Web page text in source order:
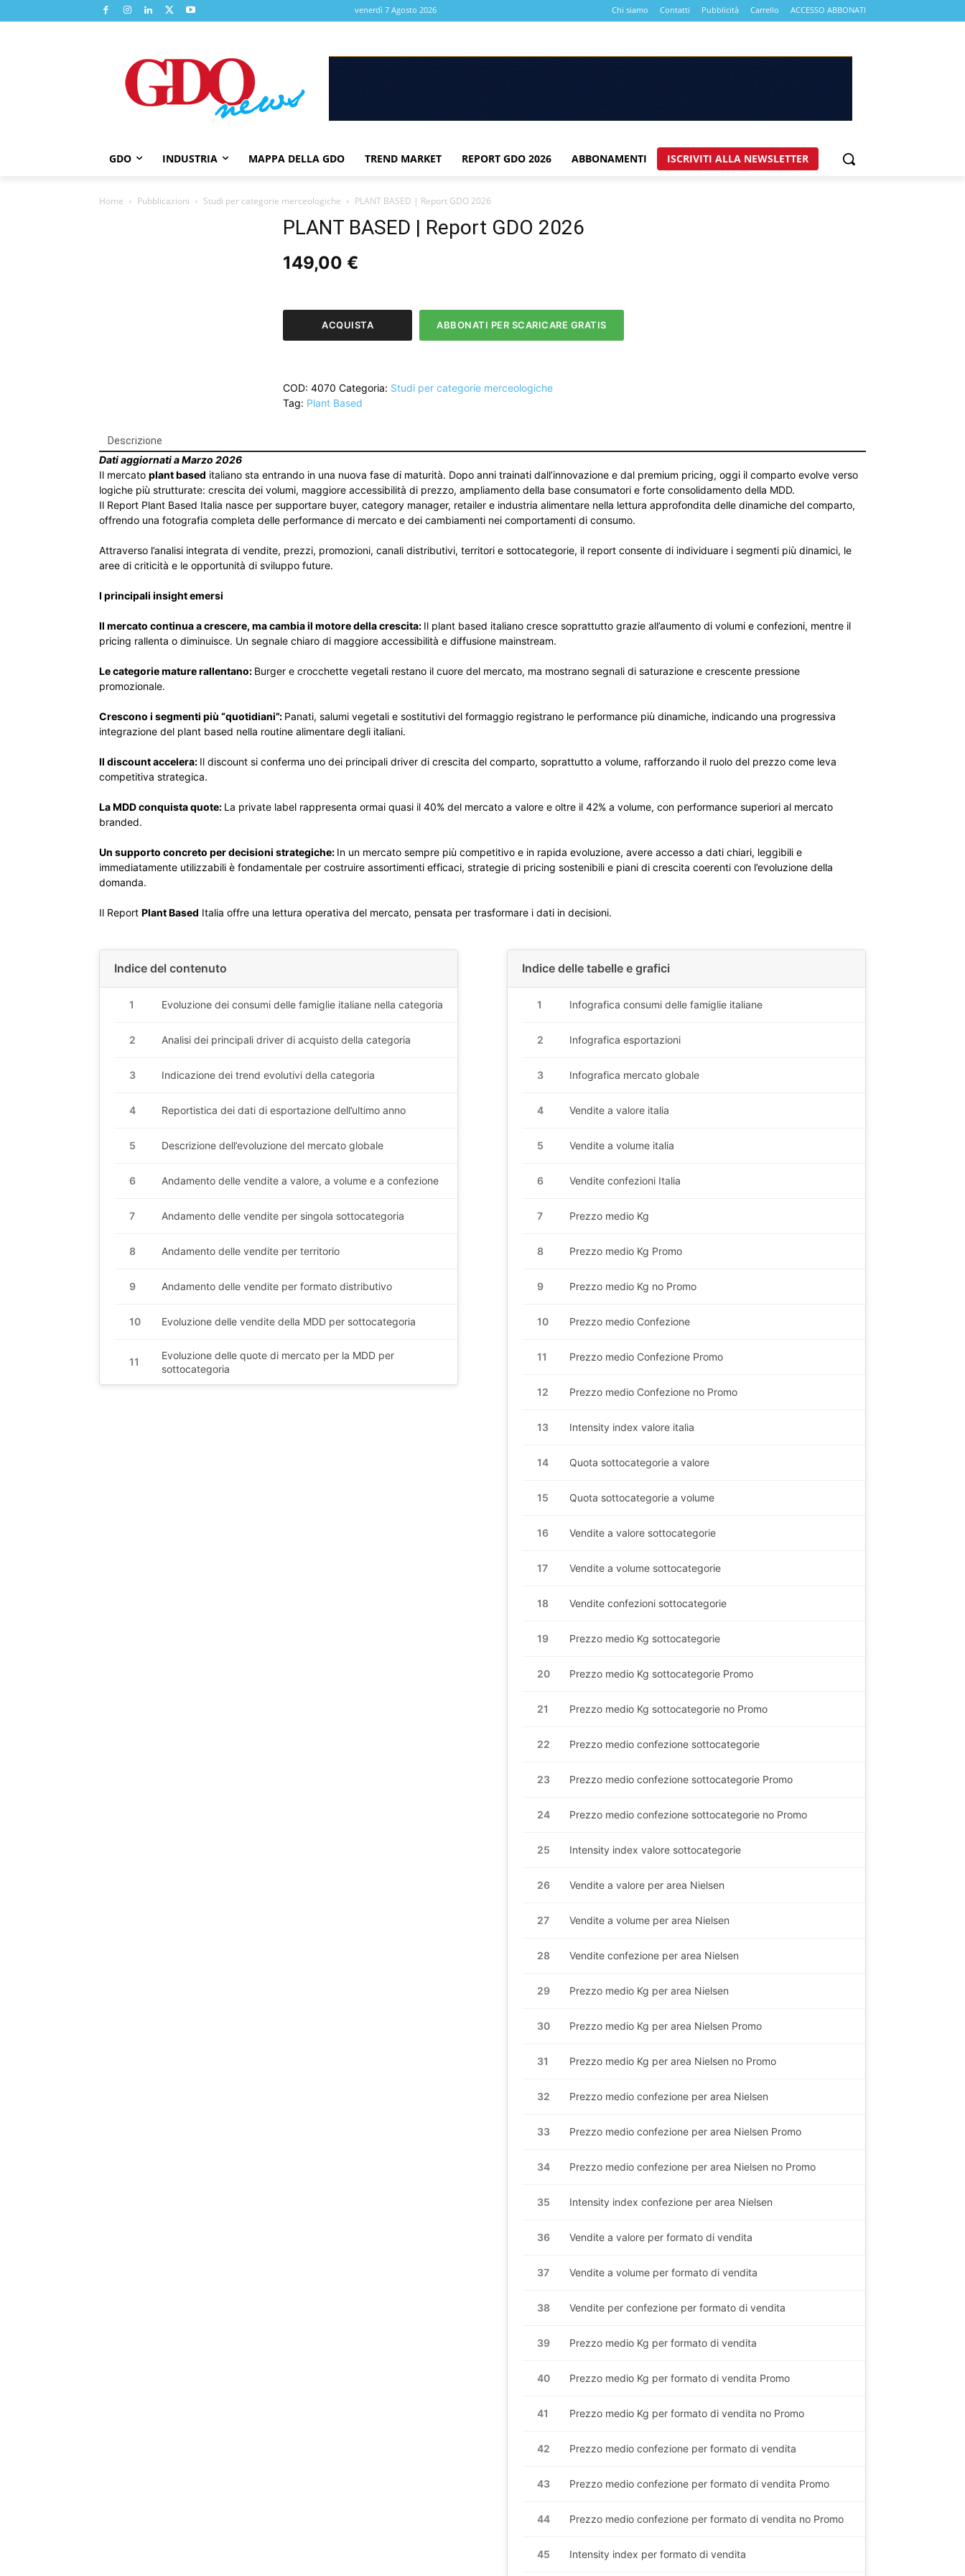
venerdì 7 Agosto 2026 Chi siamo Contatti Pubblicità Carrello ACCESSO ABBONATI
GDO INDUSTRIA MAPPA DELLA GDO TREND MARKET REPORT GDO 2026 ABBONAMENTI ISCRIVITI ALLA NEWSLETTER
Home Pubblicazioni Studi per categorie merceologiche PLANT BASED | Report GDO 2026
PLANT BASED | Report GDO 2026
149,00€
BASED
Report
quantità
ACQUISTA ABBONATI PER SCARICARE GRATIS
COD:4070 Categoria: Studi per categorie merceologiche
Tag: Plant Based
Descrizione
Dati aggiornati a Marzo 2026
Il mercato plant based italiano sta entrando in una nuova fase di maturità. Dopo anni trainati dall’innovazione e dal premium pricing, oggi il comparto evolve verso
logiche più strutturate: crescita dei volumi, maggiore accessibilità di prezzo, ampliamento della base consumatori e forte consolidamento della MDD.
Il Report Plant Based Italia nasce per supportare buyer, category manager, retailer e industria alimentare nella lettura approfondita delle dinamiche del comparto,
offrendo una fotografia completa delle performance di mercato e dei cambiamenti nei comportamenti di consumo.
Attraverso l’analisi integrata di vendite, prezzi, promozioni, canali distributivi, territori e sottocategorie, il report consente di individuare i segmenti più dinamici, le
aree di criticità e le opportunità di sviluppo future.
I principali insight emersi
Il mercato continua a crescere, ma cambia il motore della crescita: Il plant based italiano cresce soprattutto grazie all’aumento di volumi e confezioni, mentre il
pricing rallenta o diminuisce. Un segnale chiaro di maggiore accessibilità e diffusione mainstream.
Le categorie mature rallentano: Burger e crocchette vegetali restano il cuore del mercato, ma mostrano segnali di saturazione e crescente pressione
promozionale.
Crescono i segmenti più “quotidiani”: Panati, salumi vegetali e sostitutivi del formaggio registrano le performance più dinamiche, indicando una progressiva
integrazione del plant based nella routine alimentare degli italiani.
Il discount accelera: Il discount si conferma uno dei principali driver di crescita del comparto, soprattutto a volume, rafforzando il ruolo del prezzo come leva
competitiva strategica.
La MDD conquista quote: La private label rappresenta ormai quasi il 40% del mercato a valore e oltre il 42% a volume, con performance superiori al mercato
branded.
Un supporto concreto per decisioni strategiche: In un mercato sempre più competitivo e in rapida evoluzione, avere accesso a dati chiari, leggibili e
immediatamente utilizzabili è fondamentale per costruire assortimenti efficaci, strategie di pricing sostenibili e piani di crescita coerenti con l’evoluzione della
domanda.
Il Report Plant Based Italia offre una lettura operativa del mercato, pensata per trasformare i dati in decisioni.
Indice del contenuto
1 Evoluzione dei consumi delle famiglie italiane nella categoria
2 Analisi dei principali driver di acquisto della categoria
3 Indicazione dei trend evolutivi della categoria
4 Reportistica dei dati di esportazione dell’ultimo anno
5 Descrizione dell’evoluzione del mercato globale
6 Andamento delle vendite a valore, a volume e a confezione
7 Andamento delle vendite per singola sottocategoria
8 Andamento delle vendite per territorio
9 Andamento delle vendite per formato distributivo
10 Evoluzione delle vendite della MDD per sottocategoria
11
Evoluzione delle quote di mercato per la MDD per
sottocategoria
Indice delle tabelle e grafici
1 Infografica consumi delle famiglie italiane
2 Infografica esportazioni
3 Infografica mercato globale
4 Vendite a valore italia
5 Vendite a volume italia
6 Vendite confezioni Italia
7 Prezzo medio Kg
8 Prezzo medio Kg Promo
9 Prezzo medio Kg no Promo
10 Prezzo medio Confezione
11 Prezzo medio Confezione Promo
12 Prezzo medio Confezione no Promo
13 Intensity index valore italia
14 Quota sottocategorie a valore
15 Quota sottocategorie a volume
16 Vendite a valore sottocategorie
17 Vendite a volume sottocategorie
18 Vendite confezioni sottocategorie
19 Prezzo medio Kg sottocategorie
20 Prezzo medio Kg sottocategorie Promo
21 Prezzo medio Kg sottocategorie no Promo
22 Prezzo medio confezione sottocategorie
23 Prezzo medio confezione sottocategorie Promo
24 Prezzo medio confezione sottocategorie no Promo
25 Intensity index valore sottocategorie
26 Vendite a valore per area Nielsen
27 Vendite a volume per area Nielsen
28 Vendite confezione per area Nielsen
29 Prezzo medio Kg per area Nielsen
30 Prezzo medio Kg per area Nielsen Promo
31 Prezzo medio Kg per area Nielsen no Promo
32 Prezzo medio confezione per area Nielsen
33 Prezzo medio confezione per area Nielsen Promo
34 Prezzo medio confezione per area Nielsen no Promo
35 Intensity index confezione per area Nielsen
36 Vendite a valore per formato di vendita
37 Vendite a volume per formato di vendita
38 Vendite per confezione per formato di vendita
39 Prezzo medio Kg per formato di vendita
40 Prezzo medio Kg per formato di vendita Promo
41 Prezzo medio Kg per formato di vendita no Promo
42 Prezzo medio confezione per formato di vendita
43 Prezzo medio confezione per formato di vendita Promo
44 Prezzo medio confezione per formato di vendita no Promo
45 Intensity index per formato di vendita